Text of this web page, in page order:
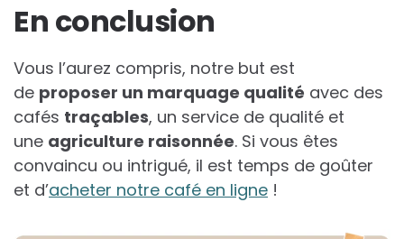
En conclusion
Vous l’aurez compris, notre but est
de proposer un marquage qualité avec des
cafés traçables, un service de qualité et
une agriculture raisonnée. Si vous êtes
convaincu ou intrigué, il est temps de goûter
et d’acheter notre café en ligne !